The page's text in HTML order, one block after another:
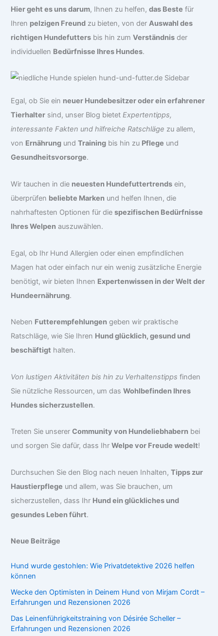
Hier geht es uns darum, Ihnen zu helfen,das Beste für
Ihren pelzigen Freund zu bieten, von derAuswahl des
richtigen Hundefutters bis hin zumVerständnis der
individuellen Bedürfnisse Ihres Hundes.
Egal, ob Sie ein neuer Hundebesitzer oder ein erfahrener
Tierhalter sind, unser Blog bietetExpertentipps,
interessante Fakten und hilfreiche Ratschläge zu allem,
von Ernährung undTraining bis hin zu Pflege und
Gesundheitsvorsorge.
Wir tauchen in die neuesten Hundefuttertrends ein,
überprüfen beliebte Marken und helfen Ihnen, die
nahrhaftesten Optionen für diespezifischen Bedürfnisse
Ihres Welpen auszuwählen.
Egal, ob Ihr Hund Allergien oder einen empfindlichen
Magen hat oder einfach nur ein wenig zusätzliche Energie
benötigt, wir bieten Ihnen Expertenwissen in der Welt der
Hundeernährung.
Neben Futterempfehlungen geben wir praktische
Ratschläge, wie Sie Ihren Hund glücklich, gesund und
beschäftigt halten.
Von lustigen Aktivitäten bis hin zu Verhaltenstipps finden
Sie nützliche Ressourcen, um dasWohlbefinden Ihres
Hundes sicherzustellen.
Treten Sie unsererCommunity von Hundeliebhabern bei
und sorgen Sie dafür, dass IhrWelpe vor Freude wedelt!
Durchsuchen Sie den Blog nach neuen Inhalten,Tipps zur
Haustierpflege und allem, was Sie brauchen, um
sicherzustellen, dass Ihr Hund ein glückliches und
gesundes Leben führt.
Neue Beiträge
Hund wurde gestohlen: Wie Privatdetektive 2026 helfen
können
Wecke den Optimisten in Deinem Hund von Mirjam Cordt –
Erfahrungen und Rezensionen 2026
Das Leinenführigkeitstraining von Désirée Scheller –
Erfahrungen und Rezensionen 2026